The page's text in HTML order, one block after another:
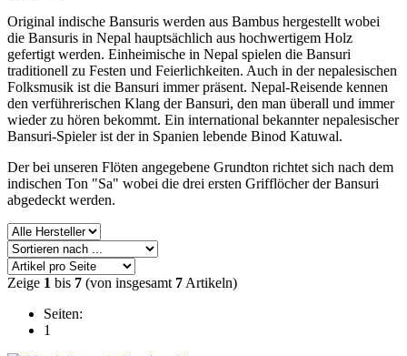
Original indische Bansuris werden aus Bambus hergestellt wobei
die Bansuris in Nepal hauptsächlich aus hochwertigem Holz
gefertigt werden. Einheimische in Nepal spielen die Bansuri
traditionell zu Festen und Feierlichkeiten. Auch in der nepalesischen
Folksmusik ist die Bansuri immer präsent. Nepal-Reisende kennen
den verführerischen Klang der Bansuri, den man überall und immer
wieder zu hören bekommt. Ein international bekannter nepalesischer
Bansuri-Spieler ist der in Spanien lebende Binod Katuwal.
Der bei unseren Flöten angegebene Grundton richtet sich nach dem
indischen Ton "Sa" wobei die drei ersten Grifflöcher der Bansuri
abgedeckt werden.
Zeige 1 bis 7 (von insgesamt 7Artikeln)
Seiten:
1